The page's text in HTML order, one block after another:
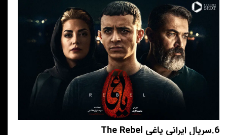
6.سریال ایرانی یاغی The Rebel